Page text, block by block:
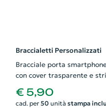
Braccialetti Personalizzati
Bracciale porta
con cover trasparente e
riflettente
€ 5,90
cad. per 50unità stampa